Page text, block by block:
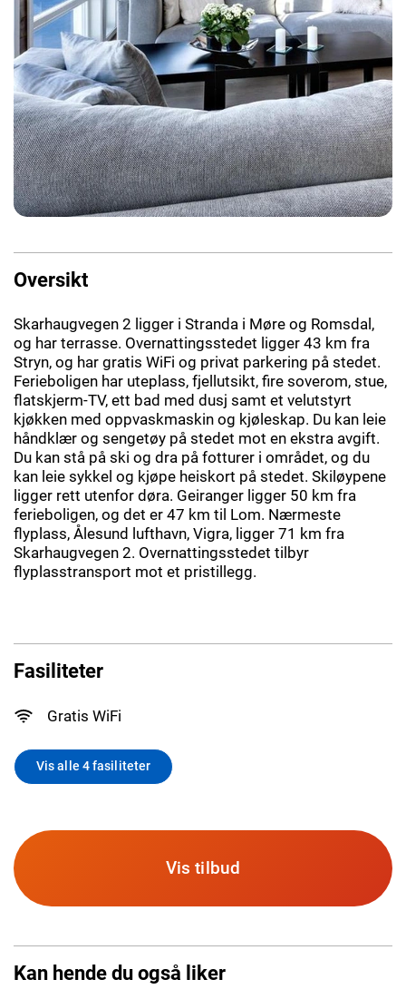
Oversikt
Skarhaugvegen 2 ligger i Stranda i Møre og Romsdal,
og har terrasse. Overnattingsstedet ligger 43 km fra
Stryn, og har gratis WiFi og privat parkering på stedet.
Ferieboligen har uteplass, fjellutsikt, fire soverom, stue,
flatskjerm-TV, ett bad med dusj samt et velutstyrt
kjøkken med oppvaskmaskin og kjøleskap. Du kan leie
håndklær og sengetøy på stedet mot en ekstra avgift.
Du kan stå på ski og dra på fotturer i området, og du
kan leie sykkel og kjøpe heiskort på stedet. Skiløypene
ligger rett utenfor døra. Geiranger ligger 50 km fra
ferieboligen, og det er 47 km til Lom. Nærmeste
flyplass, Ålesund lufthavn, Vigra, ligger 71 km fra
Skarhaugvegen 2. Overnattingsstedet tilbyr
flyplasstransport mot et pristillegg.
Fasiliteter
Gratis WiFi
Vis alle 4 fasiliteter
Vis tilbud
Kan hende du også liker